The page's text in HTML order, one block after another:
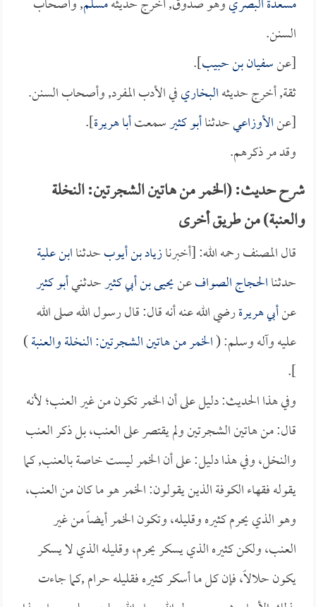
السنن.
[عنسفيان بن حبيب].
ثقة, أخرج حديثهالبخاريفي الأدب المفرد, وأصحاب السنن.
[عنالأوزاعيحدثناأبو كثيرسمعتأبا هريرة].
وقد مر ذكرهم.
شرح حديث: (الخمر من هاتين الشجرتين: النخلة
والعنبة) من طريق أخرى
قال المصنف رحمه الله: [أخبرنازياد بن أيوبحدثناابن علية
حدثناالحجاج الصوافعنيحيى بن أبي كثيرحدثنيأبو كثير
عنأبي هريرةرضي الله عنه أنه قال: قال رسول الله صلى الله
عليه وآله وسلم: (الخمر من هاتين الشجرتين: النخلة والعنبة)
].
وفي هذا الحديث: دليل على أن الخمر تكون من غير العنب؛ لأنه
قال: من هاتين الشجرتين ولم يقتصر على العنب، بل ذكر العنب
والنخل، وفي هذا دليل: على أن الخمر ليست خاصة بالعنب, كما
يقوله فقهاء الكوفة الذين يقولون: الخمر هو ما كان من العنب،
وهو الذي يحرم كثيره وقليله، وتكون الخمر أيضاً من غير
العنب، ولكن كثيره الذي يسكر يحرم، وقليله الذي لا يسكر
يكون حلالاً، فإن كل ما أسكر كثيره فقليله حرام ,كما جاءت